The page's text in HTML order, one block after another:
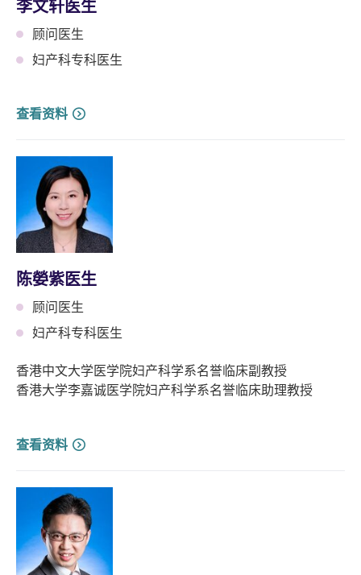
李文轩医生
顾问医生
妇产科专科医生
查看资料
陈嫈紫医生
顾问医生
妇产科专科医生
香港中文大学医学院妇产科学系名誉临床副教授
香港大学李嘉诚医学院妇产科学系名誉临床助理教授
查看资料